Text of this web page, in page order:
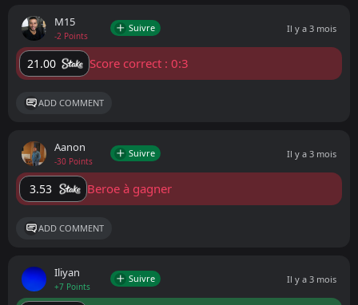
M15
-2 Points
Suivre Il y a 3 mois
21.00 Score correct : 0:3
ADD COMMENT
Aanon
-30 Points
Suivre Il y a 3 mois
3.53 Beroe à gagner
ADD COMMENT
Iliyan
+7 Points
Suivre Il y a 3 mois